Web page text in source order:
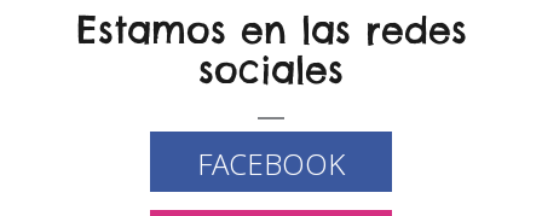
Estamos en las redes
sociales
FACEBOOK